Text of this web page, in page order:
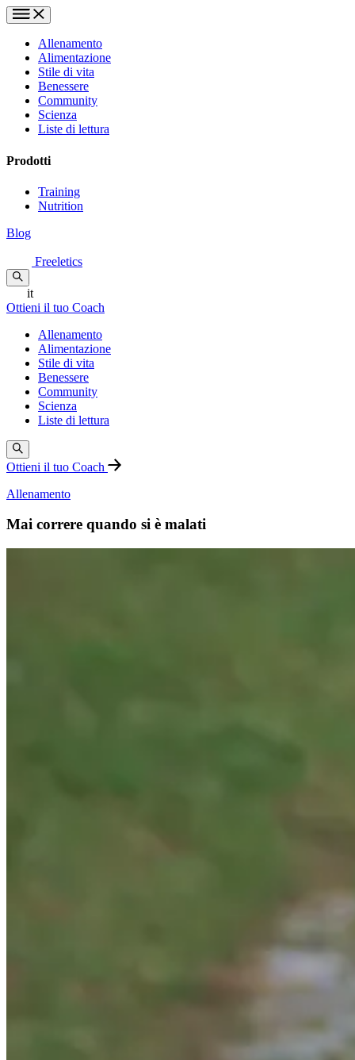
Allenamento
Alimentazione
Stile di vita
Benessere
Community
Scienza
Liste di lettura
Prodotti
Training
Nutrition
Blog
Freeletics
it
Ottieni il tuo Coach
Allenamento
Alimentazione
Stile di vita
Benessere
Community
Scienza
Liste di lettura
Ottieni il tuo Coach
Allenamento
Mai correre quando si è malati